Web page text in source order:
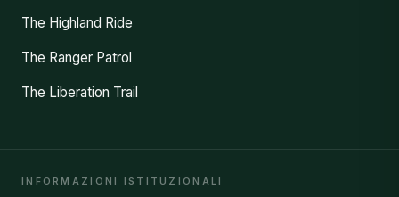
The Highland Ride
The Ranger Patrol
The Liberation Trail
INFORMAZIONI ISTITUZIONALI